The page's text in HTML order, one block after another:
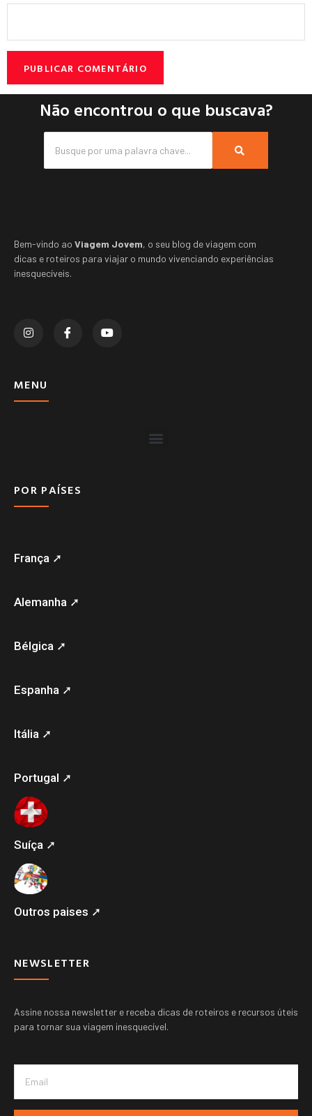
Não encontrou o que buscava?
Bem-vindo ao Viagem Jovem, o seu blog de viagem com
dicas e roteiros para viajar o mundo vivenciando experiências
inesquecíveis.
MENU
POR PAÍSES
França ➚
Alemanha ➚
Bélgica ➚
Espanha ➚
Itália ➚
Portugal ➚
Suíça ➚
Outros paises ➚
NEWSLETTER
Assine nossa newsletter e receba dicas de roteiros e recursos úteis
para tornar sua viagem inesquecível.